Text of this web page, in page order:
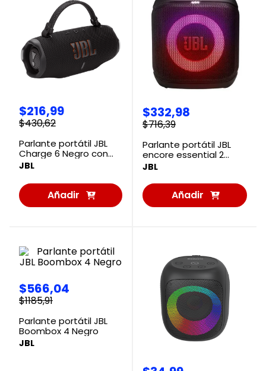
$216,99
$430,62
Parlante portátil JBL
Charge 6 Negro con
Bluetooth
JBL
Añadir
al
$332,98
$716,39
Parlante portátil JBL
encore essential 2
Negro
JBL
Añadir
al
$566,04
$1185,91
Parlante portátil JBL
Boombox 4 Negro
JBL